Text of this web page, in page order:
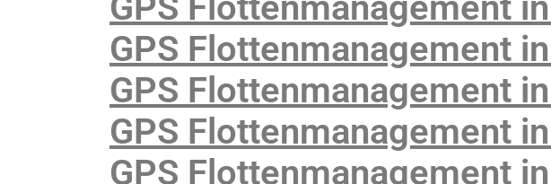
GPS Flottenmanagement
GPS Flottenmanagement
GPS Flottenmanagement
GPS Flottenmanagement